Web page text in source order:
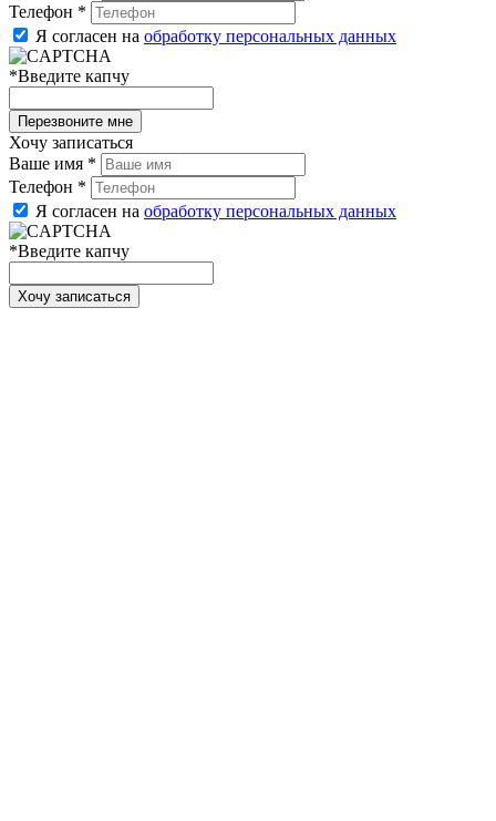
Телефон *
Я согласен на обработку персональных данных
*Введите капчу
Хочу записаться
Ваше имя *
Телефон *
Я согласен на обработку персональных данных
*Введите капчу